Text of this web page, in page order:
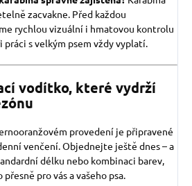
zacvakne. Před každou
rychlou vizuální i hmatovou kontrolu
s velkým psem vždy vyplatí.
vodítko, které vydrží
provedení je připravené
venčení. Objednejte ještě dnes – a
délku nebo kombinaci barev,
pro vás a vašeho psa.